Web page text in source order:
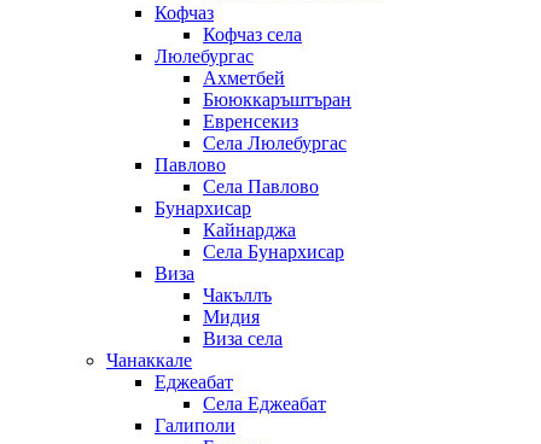
Кофчаз
Кофчаз села
Люлебургас
Ахметбей
Бююккаръштъран
Евренсекиз
Села Люлебургас
Павлово
Села Павлово
Бунархисар
Кайнарджа
Села Бунархисар
Виза
Чакъллъ
Мидия
Виза села
Чанаккале
Еджеабат
Села Еджеабат
Галиполи